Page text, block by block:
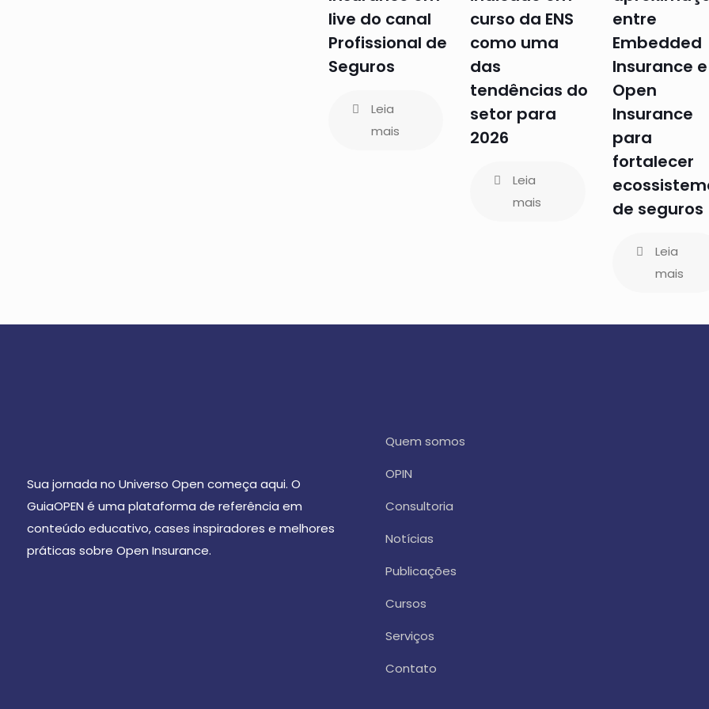
live do canal
Profissional de
Seguros
Leia
mais
curso da ENS
como uma
das
tendências do
setor para
2026
Leia
mais
entre
Embedded
Insurance e
Open
Insurance
para
fortalecer
de seguros
Leia
mais
Sua jornada no Universo Open começa aqui. O
GuiaOPEN é uma plataforma de referência em
conteúdo educativo, cases inspiradores e melhores
práticas sobre Open Insurance.
Quem somos
OPIN
Consultoria
Notícias
Publicações
Cursos
Serviços
Contato